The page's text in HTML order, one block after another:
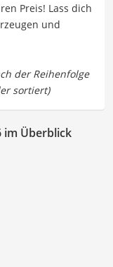
Preis! Lass dich
und
im Überblick